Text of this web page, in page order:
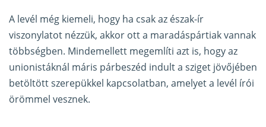
A levél még kiemeli, hogy ha csak az észak-ír
viszonylatot nézzük, akkor ott a maradáspártiak vannak
többségben. Mindemellett megemlíti azt is, hogy az
unionistáknál máris párbeszéd indult a sziget jövőjében
betöltött szerepükkel kapcsolatban, amelyet a levél írói
örömmel vesznek.